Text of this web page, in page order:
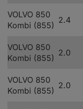
VOLVO 850
Kombi (855)
2.4
VOLVO 850
Kombi (855)
2.0
VOLVO 850
Kombi (855)
2.0